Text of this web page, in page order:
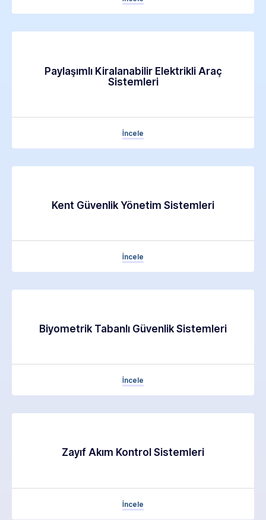
Paylaşımlı Kiralanabilir Elektrikli Araç
Sistemleri
İncele
Kent Güvenlik Yönetim Sistemleri
İncele
Biyometrik Tabanlı Güvenlik Sistemleri
İncele
Zayıf Akım Kontrol Sistemleri
İncele